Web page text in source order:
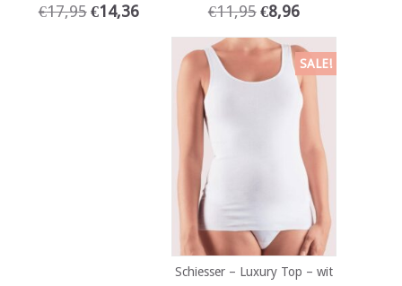
€17,95 €14,36 €11,95 €8,96
SALE!
Schiesser – Luxury Top – wit